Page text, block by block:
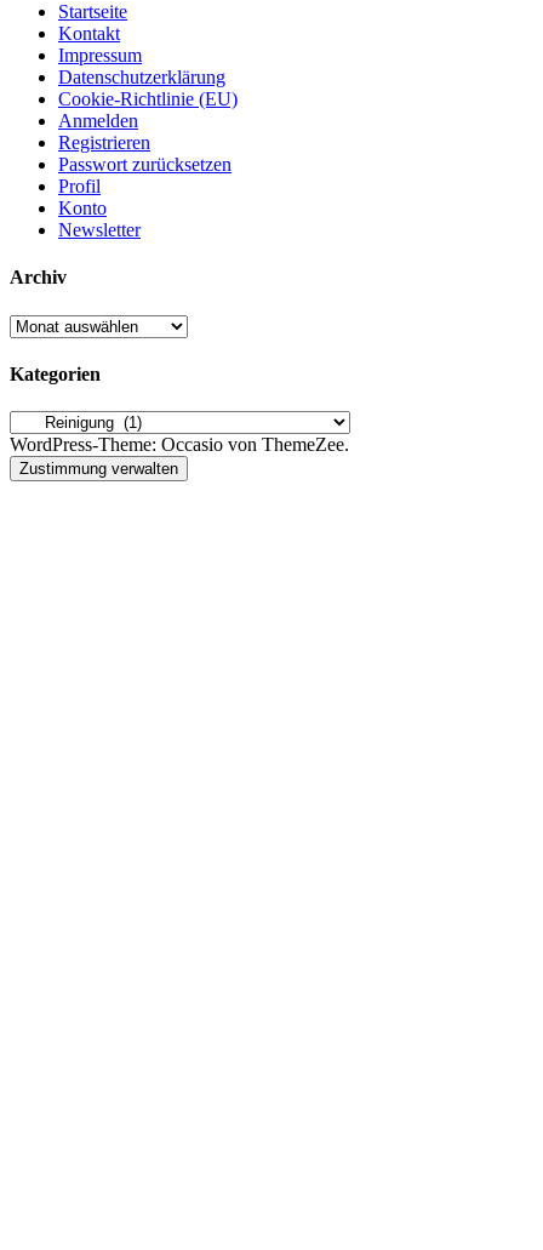
Startseite
Kontakt
Impressum
Datenschutzerklärung
Cookie-Richtlinie (EU)
Anmelden
Registrieren
Passwort zurücksetzen
Profil
Konto
Newsletter
Archiv
Archiv
Kategorien
Kategorien
WordPress-Theme: Occasio von ThemeZee.
Zustimmung verwalten